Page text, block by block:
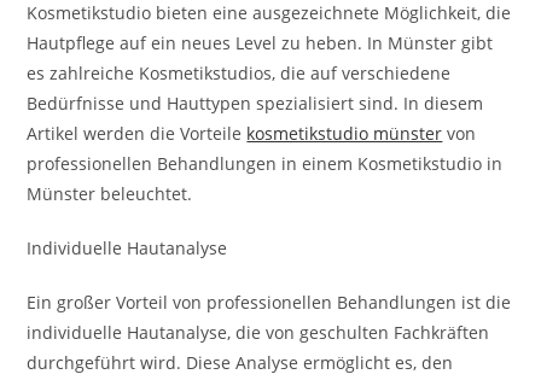
Kosmetikstudio bieten eine ausgezeichnete Möglichkeit, die
Hautpflege auf ein neues Level zu heben. In Münster gibt
es zahlreiche Kosmetikstudios, die auf verschiedene
Bedürfnisse und Hauttypen spezialisiert sind. In diesem
Artikel werden die Vorteile kosmetikstudio münster von
professionellen Behandlungen in einem Kosmetikstudio in
Münster beleuchtet.
Individuelle Hautanalyse
Ein großer Vorteil von professionellen Behandlungen ist die
individuelle Hautanalyse, die von geschulten Fachkräften
durchgeführt wird. Diese Analyse ermöglicht es, den